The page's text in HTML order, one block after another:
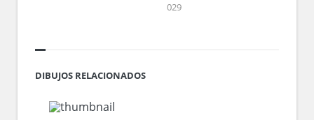
029
DIBUJOS RELACIONADOS